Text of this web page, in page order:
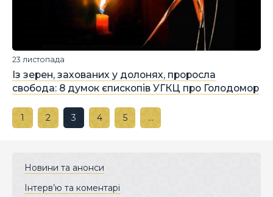
Із зерен, захованих у долонях, проросла
свобода: 8 думок єпископів УГКЦ про Голодомор
23 листопада
1 2 3 4 5 …
Новини та анонси
Інтерв’ю та коментарі